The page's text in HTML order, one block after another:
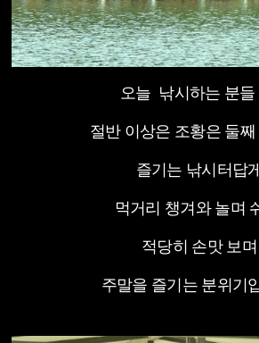
오늘 낚시하는 분들
절반 이상은 조황은 둘째
즐기는 낚시터답
먹거리 챙겨와 놀며
적당히 손맛 보며
주말을 즐기는 분위기